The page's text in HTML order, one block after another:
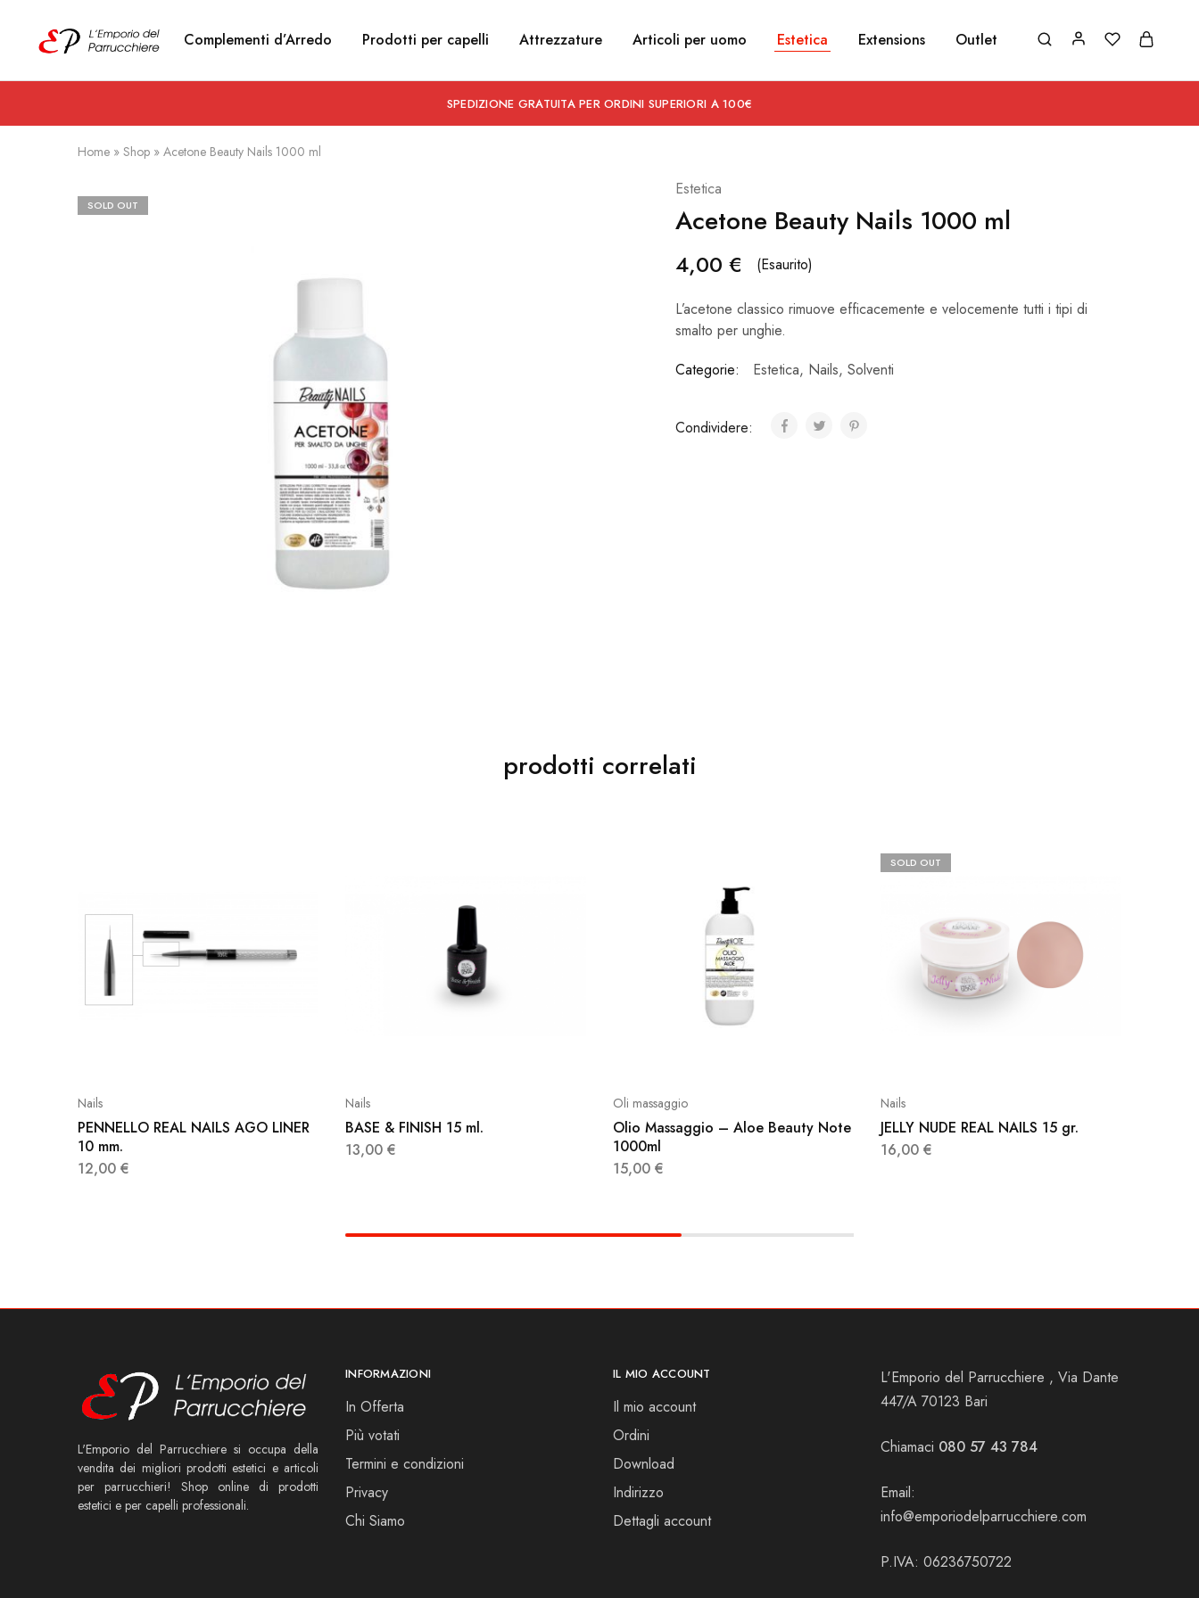
Emporio
del
Prodotti
estetici
Articoli
Complementi d’Arredo Prodotti per capelli Attrezzature Articoli per uomo Estetica Extensions Outlet
SPEDIZIONE GRATUITA PER ORDINI SUPERIORI A 100€
Home » Shop » Acetone Beauty Nails 1000 ml
SOLD OUT
Estetica
Acetone Beauty Nails 1000 ml
4,00 € (Esaurito)
L’acetone classico rimuove efficacemente e velocemente tutti i tipi di
smalto per unghie.
Categorie:
Estetica, Nails, Solventi
Condividere:
prodotti correlati
Nails
PENNELLO REAL NAILS AGO LINER
10 mm.
12,00 €
Nails
BASE & FINISH 15 ml.
13,00 €
Oli massaggio
Olio Massaggio – Aloe Beauty Note
1000ml
15,00 €
SOLD OUT
Nails
JELLY NUDE REAL NAILS 15 gr.
16,00 €
L'Emporio del Parrucchiere si occupa della
vendita dei migliori prodotti estetici e articoli
per parrucchieri! Shop online di prodotti
estetici e per capelli professionali.
INFORMAZIONI
In Offerta
Più votati
Termini e condizioni
Privacy
Chi Siamo
IL MIO ACCOUNT
Il mio account
Ordini
Download
Indirizzo
Dettagli account
L'Emporio del Parrucchiere , Via Dante
447/A 70123 Bari
Chiamaci 080 57 43 784
Email:
info@emporiodelparrucchiere.com
P.IVA: 06236750722